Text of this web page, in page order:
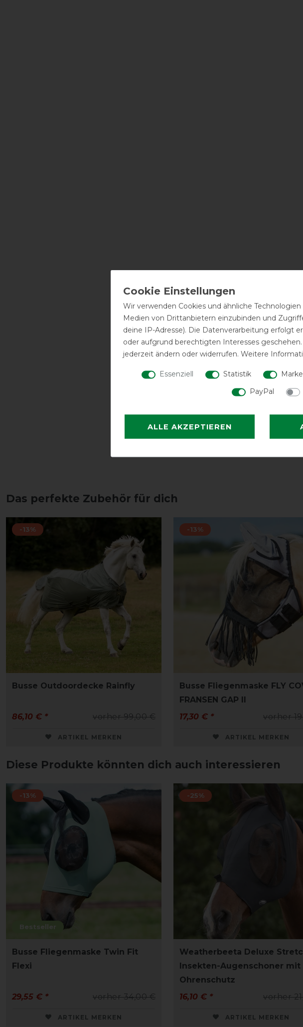
Das perfekte Zubehör für dich
-13%
Busse Outdoordecke Rainfly
vorher 99,00 €
86,10 € *
ARTIKEL MERKEN
-13%
Busse Fliegenmaske FLY
FRANSEN GAP II
vorher
17,30 € *
ARTIKEL MERKEN
Diese Produkte könnten dich auch interessieren
Bestseller
-13%
Busse Fliegenmaske Twin Fit
Flexi
vorher 34,00 €
29,55 € *
ARTIKEL MERKEN
-25%
Weatherbeeta Deluxe
Insekten-Augenschoner mit
Ohrenschutz
vorher
16,10 € *
ARTIKEL MERKEN
Wir verwenden Cookies und ähnliche
Medien von Drittanbietern einzubinden und
deine IP-Adresse). Die Datenverarbeitung erfolgt
oder aufgrund berechtigten Interesses
jederzeit ändern oder widerrufen. Weitere
Essenziell Statistik
PayPal
ALLE AKZEPTIEREN